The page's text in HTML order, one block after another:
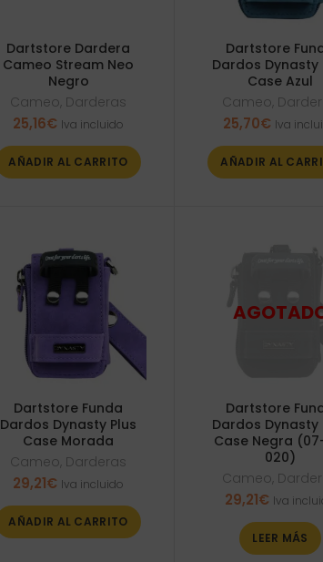
Dartstore Dardera
Cameo Stream Neo
Negro
Cameo, Darderas
25,16€ Iva incluido
AÑADIR AL CARRITO
Dartstore
Dardos Dynasty
Case Azul
Cameo,
25,70€ Iva
AÑADIR AL
Dartstore Funda
Dardos Dynasty Plus
Case Morada
Cameo, Darderas
29,21€ Iva incluido
AÑADIR AL CARRITO
Dartstore
Dardos Dynasty
Case Negra
020)
Cameo,
29,21€ Iva
LEER MÁS